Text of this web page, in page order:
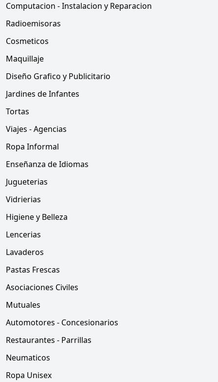
Computacion - Instalacion y Reparacion
Radioemisoras
Cosmeticos
Maquillaje
Diseño Grafico y Publicitario
Jardines de Infantes
Tortas
Viajes - Agencias
Ropa Informal
Enseñanza de Idiomas
Jugueterias
Vidrierias
Higiene y Belleza
Lencerias
Lavaderos
Pastas Frescas
Asociaciones Civiles
Mutuales
Automotores - Concesionarios
Restaurantes - Parrillas
Neumaticos
Ropa Unisex